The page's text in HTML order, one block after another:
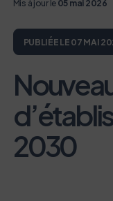
Mis à jour le05 mai 2026
PUBLIÉE LE 07 MAI
2030